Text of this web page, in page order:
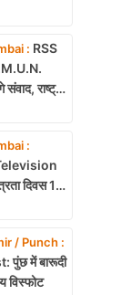
परीक्षण,
: RSS
राष्ट्र
विचार
:
दिवस 15
सिर्फ Zee
/ Punch :
पुंछ में बारूदी
विस्फोट